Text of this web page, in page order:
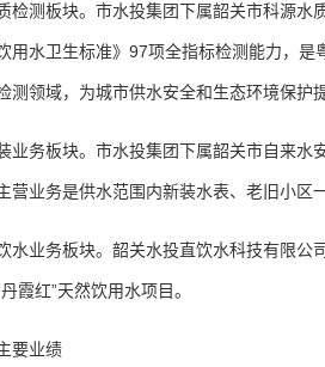
测板块。市水投集团下属韶关市科源水质
用水卫生标准》97项全指标检测能力，
测领域，为城市供水安全和生态环境保护
务板块。市水投集团下属韶关市自来水
营业务是供水范围内新装水表、老旧小区
业务板块。韶关水投直饮水科技有限公
霞红”天然饮用水项目。
业绩